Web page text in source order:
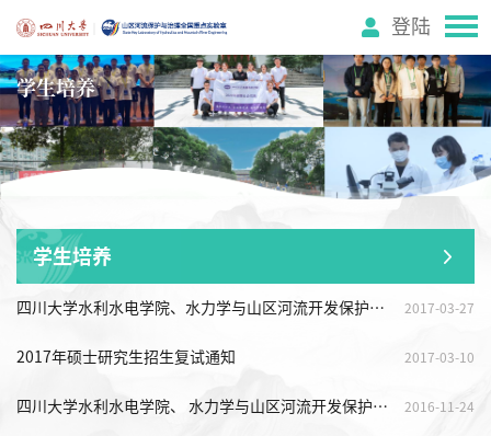
登陆
学生培养
学生培养
2017-03-27
四川大学水利水电学院、水力学与山区河流开发保护国家重点实验室 2017年硕士研究生招生入学成绩公示（不含推免生）
2017-03-10
2017年硕士研究生招生复试通知
2016-11-24
四川大学水利水电学院、 水力学与山区河流开发保护国家重点实验室 2017年申请考核制博士研究生招生简章